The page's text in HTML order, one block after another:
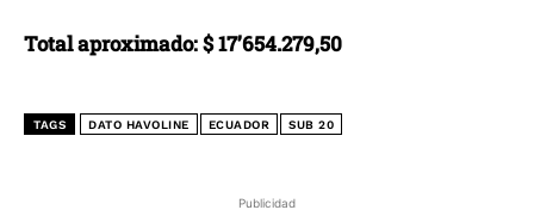
Publicidad
Total aproximado: $ 17’654.279,50
TAGS DATO HAVOLINE ECUADOR SUB 20